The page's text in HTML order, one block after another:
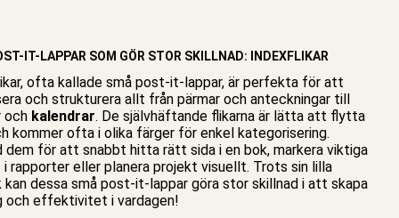
IT-LAPPAR SOM GÖR STOR SKILLNAD: INDEXFLIKAR
ofta kallade små post-it-lappar, är perfekta för att
och strukturera allt från pärmaroch anteckningar till
och kalendrar. De självhäftande flikarna är lätta att flytta
kommer ofta i olika färger för enkel kategorisering.
dem för att snabbt hitta rätt sida i en bok, markera viktiga
rapporter eller planera projekt visuellt. Trots sin lilla
dessa små post-it-lappar göra stor skillnad i att skapa
och effektivitet i vardagen!